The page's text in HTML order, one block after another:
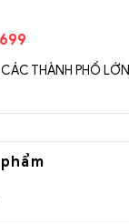
THÀNH PHỐ LỚN